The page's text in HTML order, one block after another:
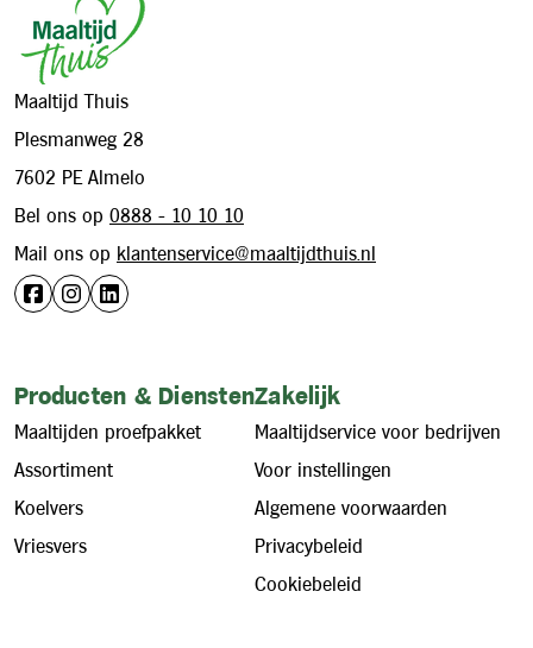
Maaltijd Thuis
Plesmanweg 28
7602 PE Almelo
Bel ons op 0888 - 10 10 10
Mail ons op klantenservice@maaltijdthuis.nl
Producten & Diensten
Maaltijden proefpakket
Assortiment
Koelvers
Vriesvers
Zakelijk
Maaltijdservice voor bedrijven
Voor instellingen
Algemene voorwaarden
Privacybeleid
Cookiebeleid